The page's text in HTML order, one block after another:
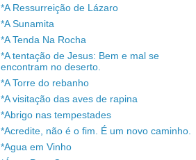
*A Ressurreição de Lázaro
*A Sunamita
*A Tenda Na Rocha
*A tentação de Jesus: Bem e mal se
encontram no deserto.
*A Torre do rebanho
*A visitação das aves de rapina
*Abrigo nas tempestades
*Acredite, não é o fim. É um novo caminho.
*Agua em Vinho